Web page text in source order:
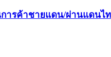
การค้าชายแดน/ผ่านแดนไ